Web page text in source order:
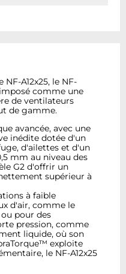
A12x25, le NF-
comme une
de ventilateurs
de gamme.
avancée, avec une
inédite dotée d'un
d'ailettes et d'un
mm au niveau des
G2 d'offrir un
supérieur à
à faible
d'air, comme le
pour des
pression, comme
liquide, où son
exploite
le NF-A12x25